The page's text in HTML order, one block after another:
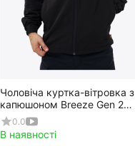
Чоловіча куртка-вітровка з
капюшоном Breeze Gen 2
Black
0.0
В наявності